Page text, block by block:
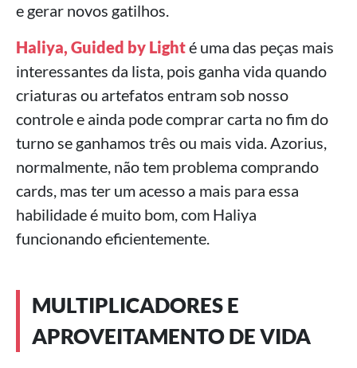
e gerar novos gatilhos.
Haliya, Guided by Lighté uma das peças mais
interessantes da lista, pois ganha vida quando
criaturas ou artefatos entram sob nosso
controle e ainda pode comprar carta no fim do
turno se ganhamos três ou mais vida. Azorius,
normalmente, não tem problema comprando
cards, mas ter um acesso a mais para essa
habilidade é muito bom, com Haliya
funcionando eficientemente.
MULTIPLICADORES E
APROVEITAMENTO DE VIDA